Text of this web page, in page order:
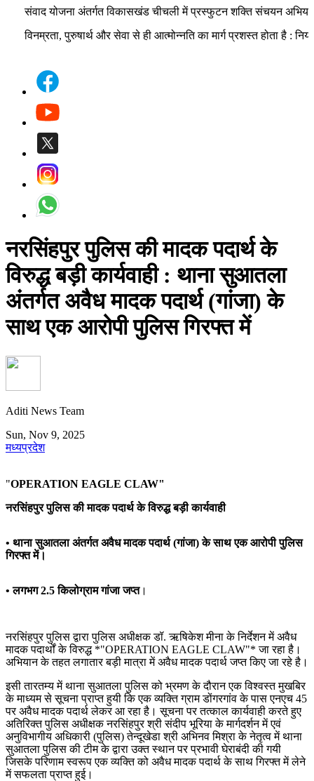
संवाद योजना अंतर्गत विकासखंड चीचली में प्रस्फुटन शक्ति संचयन अभियान की
विनम्रता, पुरुषार्थ और सेवा से ही आत्मोन्नति का मार्ग प्रशस्त होता है : निर्यापक
नरसिंहपुर पुलिस की मादक पदार्थ के
विरुद्ध बड़ी कार्यवाही : थाना सुआतला
अंतर्गत अवैध मादक पदार्थ (गांजा) के
साथ एक आरोपी पुलिस गिरफ्त में
Aditi News Team
Sun, Nov 9, 2025
मध्यप्रदेश
"OPERATION EAGLE CLAW"
नरसिंहपुर पुलिस की मादक पदार्थ के विरुद्ध बड़ी कार्यवाही
• थाना सुआतला अंतर्गत अवैध मादक पदार्थ (गांजा) के साथ एक आरोपी पुलिस
गिरफ्त में।
• लगभग 2.5 किलोग्राम गांजा जप्त।
नरसिंहपुर पुलिस द्वारा पुलिस अधीक्षक डॉ. ऋषिकेश मीना के निर्देशन में अवैध
मादक पदार्थों के विरुद्ध *"OPERATION EAGLE CLAW"* जा रहा है।
अभियान के तहत लगातार बड़ी मात्रा में अवैध मादक पदार्थ जप्त किए जा रहे है।
इसी तारतम्य में थाना सुआतला पुलिस को भ्रमण के दौरान एक विश्वस्त मुखबिर
के माध्यम से सूचना प्राप्त हुयी कि एक व्यक्ति ग्राम डोंगरगांव के पास एनएच 45
पर अवैध मादक पदार्थ लेकर आ रहा है। सूचना पर तत्काल कार्यवाही करते हुए
अतिरिक्त पुलिस अधीक्षक नरसिंहपुर श्री संदीप भूरिया के मार्गदर्शन में एवं
अनुविभागीय अधिकारी (पुलिस) तेन्दूखेडा श्री अभिनव मिश्रा के नेतृत्व में थाना
सुआतला पुलिस की टीम के द्वारा उक्त स्थान पर प्रभावी घेराबंदी की गयी
जिसके परिणाम स्वरूप एक व्यक्ति को अवैध मादक पदार्थ के साथ गिरफ्त में लेने
में सफलता प्राप्त हुई।